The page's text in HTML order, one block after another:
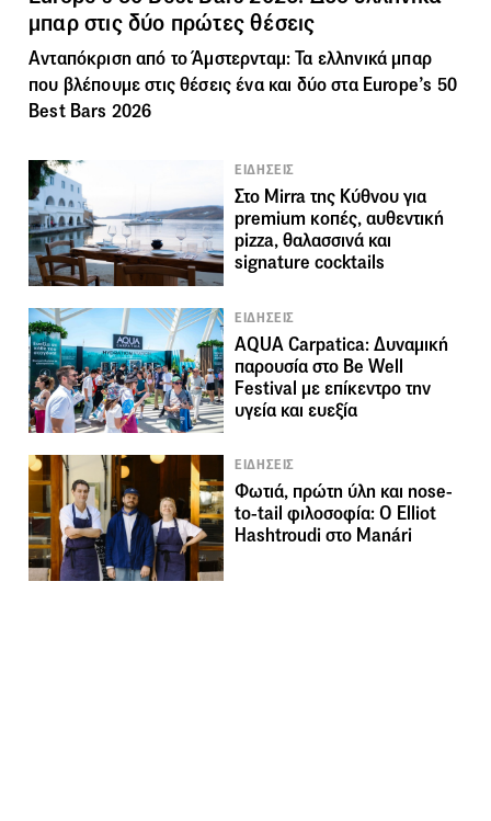
μπαρ στις δύο πρώτες θέσεις
Ανταπόκριση από το Άμστερνταμ: Τα ελληνικά μπαρ
που βλέπουμε στις θέσεις ένα και δύο στα Europe’s 50
Best Bars 2026
ΕΙΔΗΣΕΙΣ
Στο Mirra της Κύθνου για
premium κοπές, αυθεντική
pizza, θαλασσινά και
signature cocktails
ΕΙΔΗΣΕΙΣ
AQUA Carpatica: Δυναμική
παρουσία στο Be Well
Festival με επίκεντρο την
υγεία και ευεξία
ΕΙΔΗΣΕΙΣ
Φωτιά, πρώτη ύλη και nose-
to-tail φιλοσοφία: Ο Elliot
Hashtroudi στο Manári